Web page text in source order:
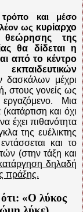
και μέσο
ως κυρίαρχο
της
θα δίδεται η
από το κέντρο
δασκάλων μέχρι
στους γονείς ως
Μια
και όχι
έχει πιθανότητα
της ευέλικτης
και το
(στην τάξη και
δηλαδή
πράξης.
«Ο λύκος